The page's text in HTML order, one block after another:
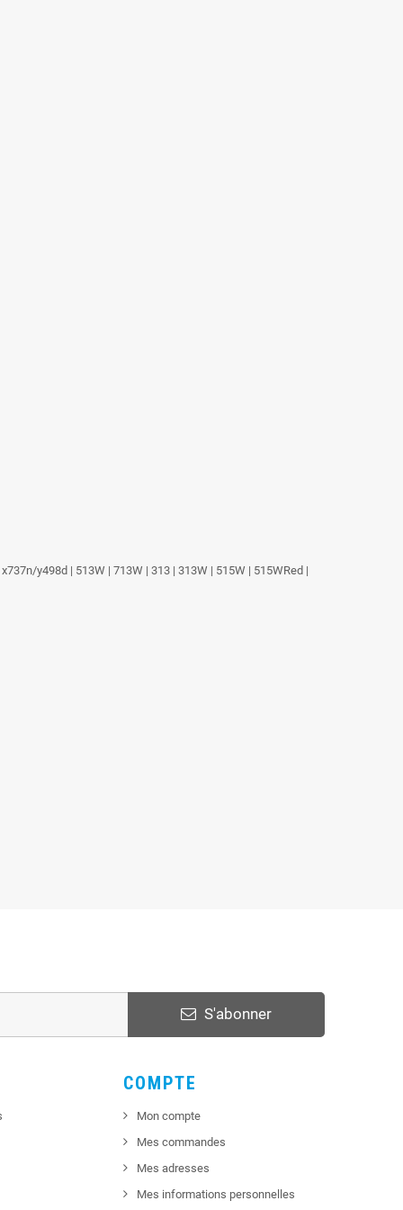
y498d | 513W | 713W | 313 | 313W | 515W | 515WRed |
S'abonner
COMPTE
Mon compte
Mes commandes
Mes adresses
Mes informations personnelles